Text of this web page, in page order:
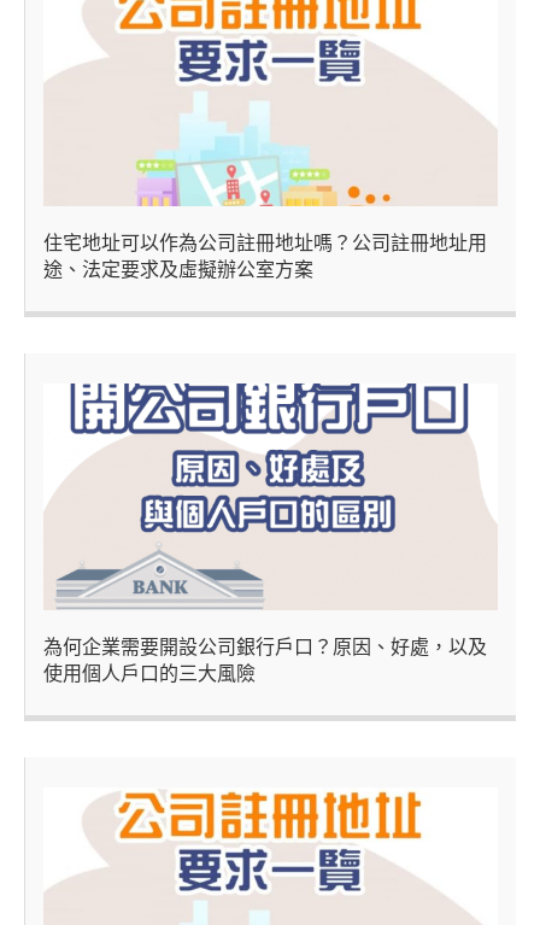
住宅地址可以作為公司註冊地址嗎？公司註冊地址用
途、法定要求及虛擬辦公室方案
為何企業需要開設公司銀行戶口？原因、好處，以及
使用個人戶口的三大風險